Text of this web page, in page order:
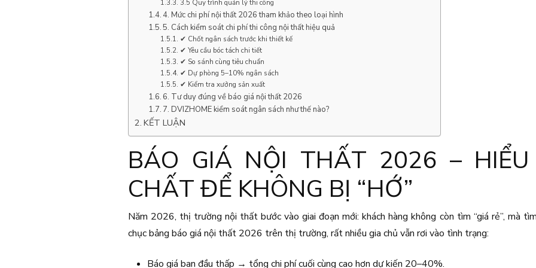
3.5 Quy trình quản lý thi công
4. Mức chi phí nội thất 2026 tham khảo theo loại hình
5. Cách kiểm soát chi phí thi công nội thất hiệu quả
✔ Chốt ngân sách trước khi thiết kế
✔ Yêu cầu bóc tách chi tiết
✔ So sánh cùng tiêu chuẩn
✔ Dự phòng 5–10% ngân sách
✔ Kiểm tra xưởng sản xuất
6. Tư duy đúng về báo giá nội thất 2026
7. DVIZHOME kiểm soát ngân sách như thế nào?
KẾT LUẬN
BÁO GIÁ NỘI THẤT 2026 –
CHẤT ĐỂ KHÔNG BỊ “HỚ”
Năm 2026, thị trường nội thất bước vào giai đoạn mới: khách hàng không còn tìm “giá rẻ”, mà
chục bảng báo giá nội thất 2026 trên thị trường, rất nhiều gia chủ vẫn rơi vào tình trạng:
Báo giá ban đầu thấp → tổng chi phí cuối cùng cao hơn dự kiến 20–40%.